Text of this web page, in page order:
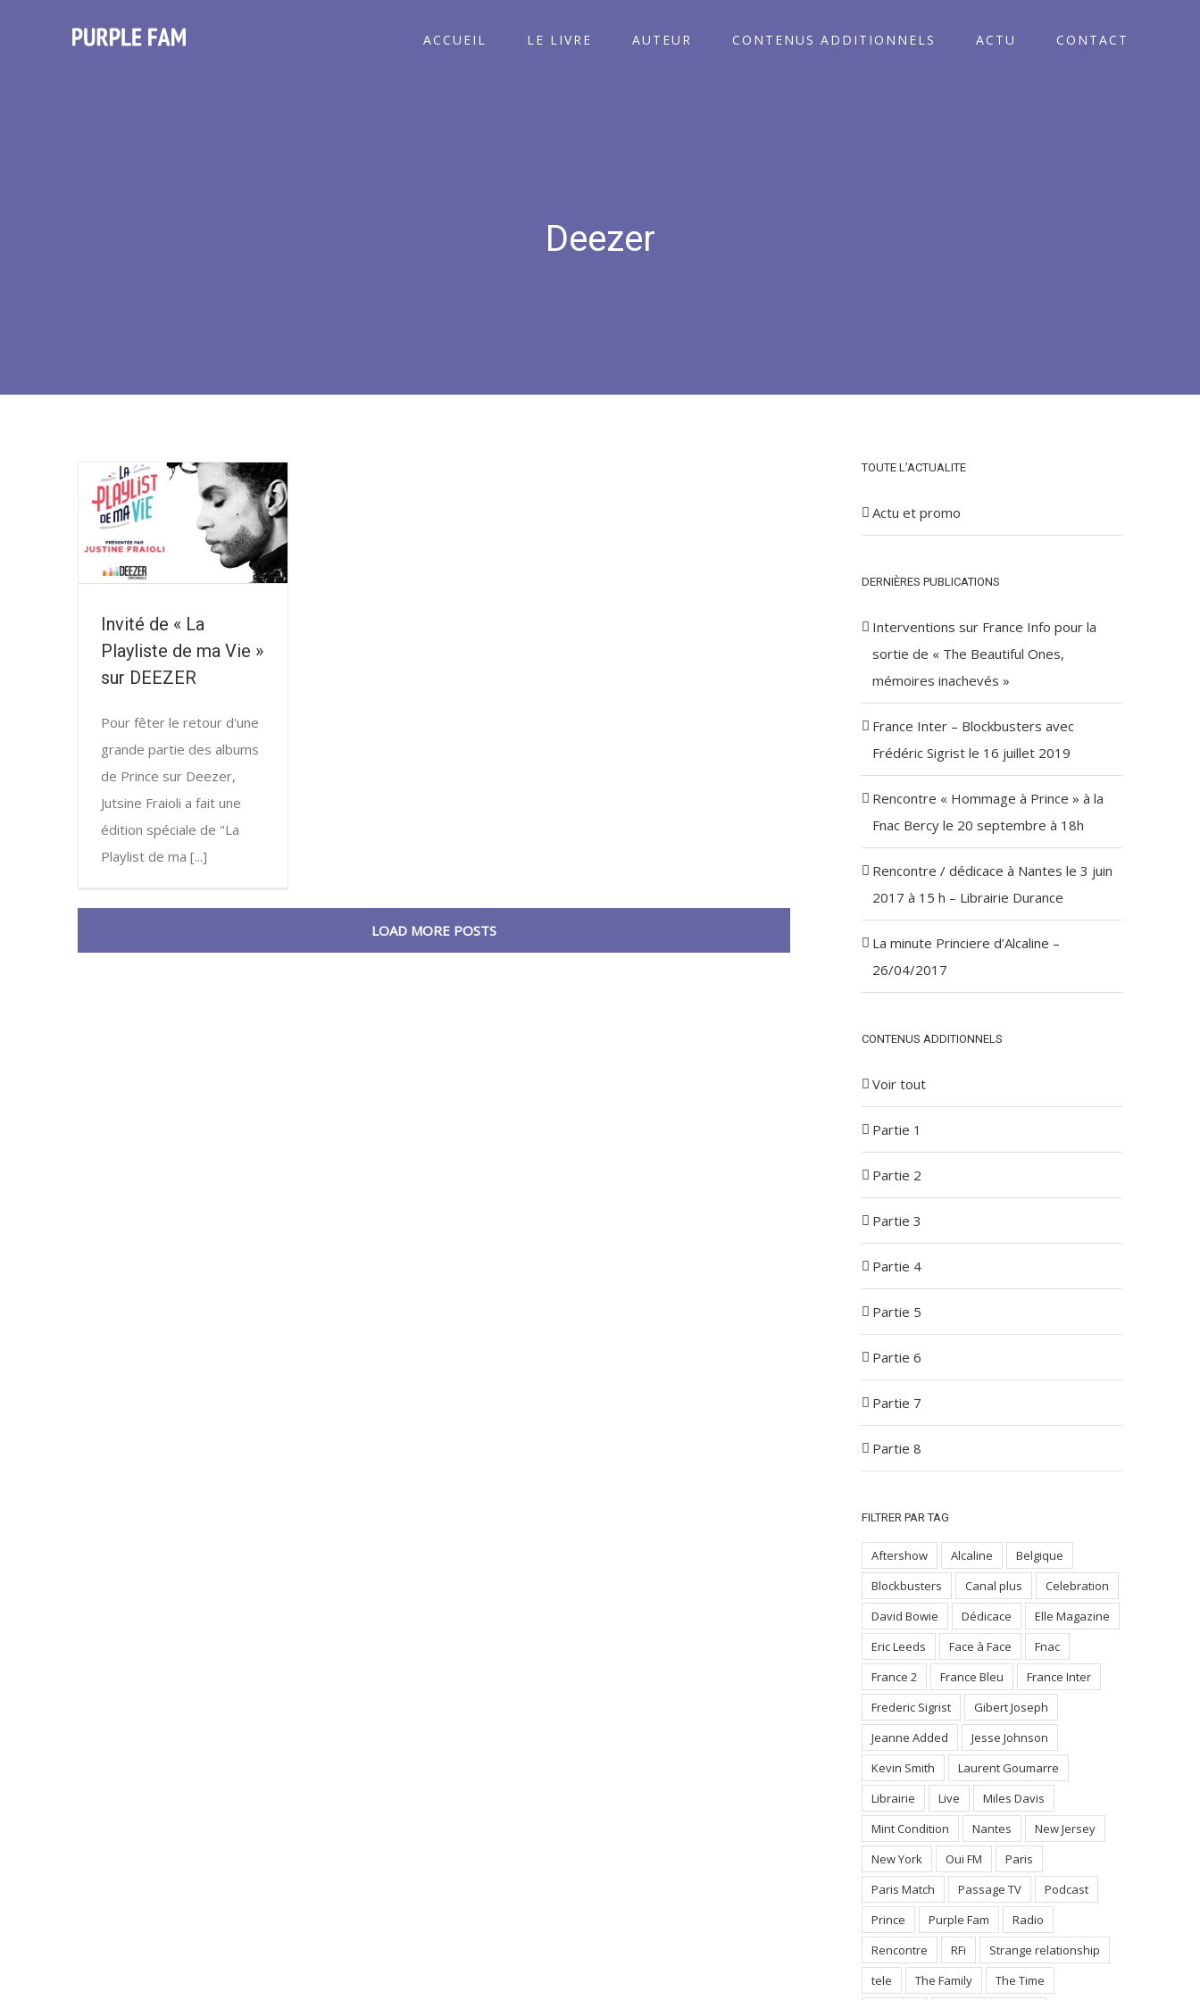
ACCUEIL LE LIVRE AUTEUR CONTENUS ADDITIONNELS ACTU CONTACT
Deezer
Invité de « La
Playliste de ma Vie »
sur DEEZER
Pour fêter le retour d'une
grande partie des albums
de Prince sur Deezer,
Jutsine Fraioli a fait une
édition spéciale de "La
Playlist de ma [...]
LOAD MORE POSTS
TOUTE L’ACTUALITE
Actu et promo
DERNIÈRES PUBLICATIONS
Interventions sur France Info pour la
sortie de « The Beautiful Ones,
mémoires inachevés »
France Inter – Blockbusters avec
Frédéric Sigrist le 16 juillet 2019
Rencontre « Hommage à Prince » à la
Fnac Bercy le 20 septembre à 18h
Rencontre / dédicace à Nantes le 3 juin
2017 à 15 h – Librairie Durance
La minute Princiere d’Alcaline –
26/04/2017
CONTENUS ADDITIONNELS
Voir tout
Partie 1
Partie 2
Partie 3
Partie 4
Partie 5
Partie 6
Partie 7
Partie 8
FILTRER PAR TAG
Aftershow Alcaline
Belgique
Blockbusters
Canal plus
Celebration
David Bowie
Dédicace
Elle Magazine
Eric Leeds
Face à Face
Fnac
France 2
France Bleu
France Inter
Frederic Sigrist
Gibert Joseph
Jeanne Added
Jesse Johnson
Kevin Smith
Laurent Goumarre
Librairie
Live
Miles Davis
Mint Condition
Nantes
New Jersey
New York
Oui FM
Paris
Paris Match
Passage TV
Podcast
Prince
Purple Fam
Radio
Rencontre
RFi
Strange relationship
tele
The Family The Time